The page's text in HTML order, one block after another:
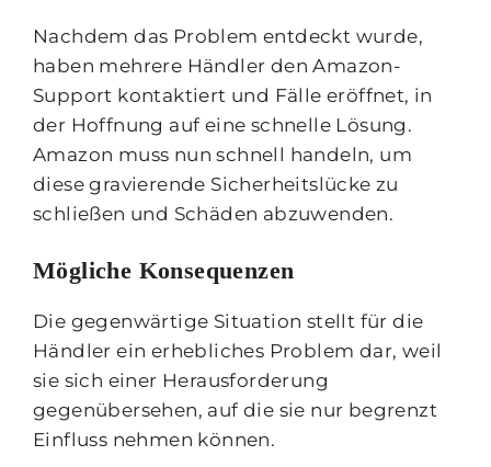
Nachdem das Problem entdeckt wurde,
haben mehrere Händler den Amazon-
Support kontaktiert und Fälle eröffnet, in
der Hoffnung auf eine schnelle Lösung.
Amazon muss nun schnell handeln, um
diese gravierende Sicherheitslücke zu
schließen und Schäden abzuwenden.
Mögliche Konsequenzen
Die gegenwärtige Situation stellt für die
Händler ein erhebliches Problem dar, weil
sie sich einer Herausforderung
gegenübersehen, auf die sie nur begrenzt
Einfluss nehmen können.